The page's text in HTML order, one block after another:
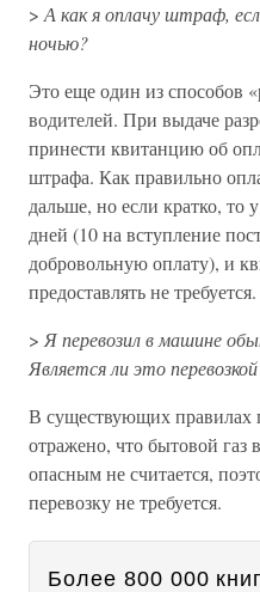
> А как я оплачу штраф,
ночью?
Это еще один из способов
водителей. При выдаче
принести квитанцию об
штрафа. Как правильно
дальше, но если кратко, то
дней (10 на вступление
добровольную оплату), и
предоставлять не требуется.
> Я перевозил в машине
Является ли это
В существующих правилах
отражено, что бытовой газ
опасным не считается,
перевозку не требуется.
Более 800 000